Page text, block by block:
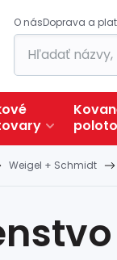
O násDoprava a
Weigel + Schmidt